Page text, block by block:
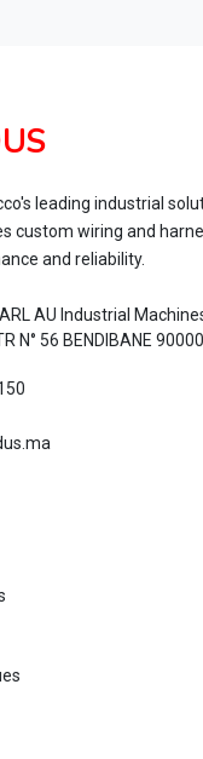
leading industrial
custom wiring and
and reliability.
AU Industrial
N° 56 BENDIBANE